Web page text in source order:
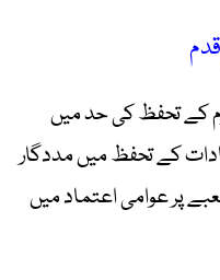
کے تحفظ کی حد میں
کے تحفظ میں مددگار
پر عوامی اعتماد میں